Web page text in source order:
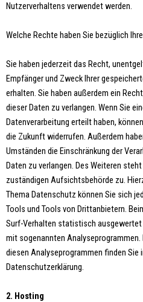
Nutzerverhaltens verwendet werden.
Welche Rechte haben Sie bezüglich
Sie haben jederzeit das Recht,
Empfänger und Zweck Ihrer
erhalten. Sie haben außerdem ein
dieser Daten zu verlangen. Wenn Sie
Datenverarbeitung erteilt haben,
die Zukunft widerrufen. Außerdem
Umständen die Einschränkung der
Daten zu verlangen. Des Weiteren
zuständigen Aufsichtsbehörde zu.
Thema Datenschutz können Sie sich
Tools und Tools von Drittanbietern.
Surf-Verhalten statistisch ausgewertet
mit sogenannten
diesen Analyseprogrammen finden Sie
Datenschutzerklärung.
2. Hosting